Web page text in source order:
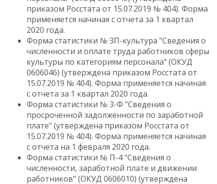
приказом Росстата от 15.07.2019 № 404). Форма
применяется начиная с отчета за 1 квартал
2020 года.
Форма статистики № ЗП-культура "Сведения о
численности и оплате труда работников сферы
культуры по категориям персонала" (ОКУД
0606046) (утверждена приказом Росстата от
15.07.2019 № 404). Форма применяется начиная
с отчета за 1 квартал 2020 года.
Форма статистики № 3-Ф "Сведения о
просроченной задолженности по заработной
плате" (утверждена приказом Росстата от
15.07.2019 № 404). Форма применяется начиная
с отчета на 1 февраля 2020 года.
Форма статистики № П-4 "Сведения о
численности, заработной плате и движении
работников" (ОКУД 0606010) (утверждена